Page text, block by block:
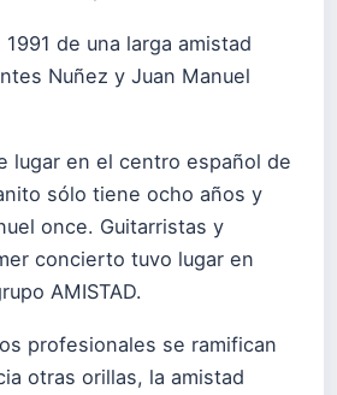
de una larga amistad
Nuñez y Juan Manuel
lugar en el centro español de
sólo tiene ocho años y
once. Guitarristas y
concierto tuvo lugar en
AMISTAD.
profesionales se ramifican
otras orillas, la amistad